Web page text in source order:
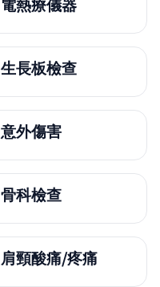
電熱療儀器
生長板檢查
意外傷害
骨科檢查
肩頸酸痛/疼痛